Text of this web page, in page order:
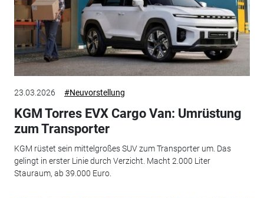
23.03.2026 #Neuvorstellung
KGM Torres EVX Cargo Van: Umrüstung
zum Transporter
KGM rüstet sein mittelgroßes SUV zum Transporter um. Das
gelingt in erster Linie durch Verzicht. Macht 2.000 Liter
Stauraum, ab 39.000 Euro.